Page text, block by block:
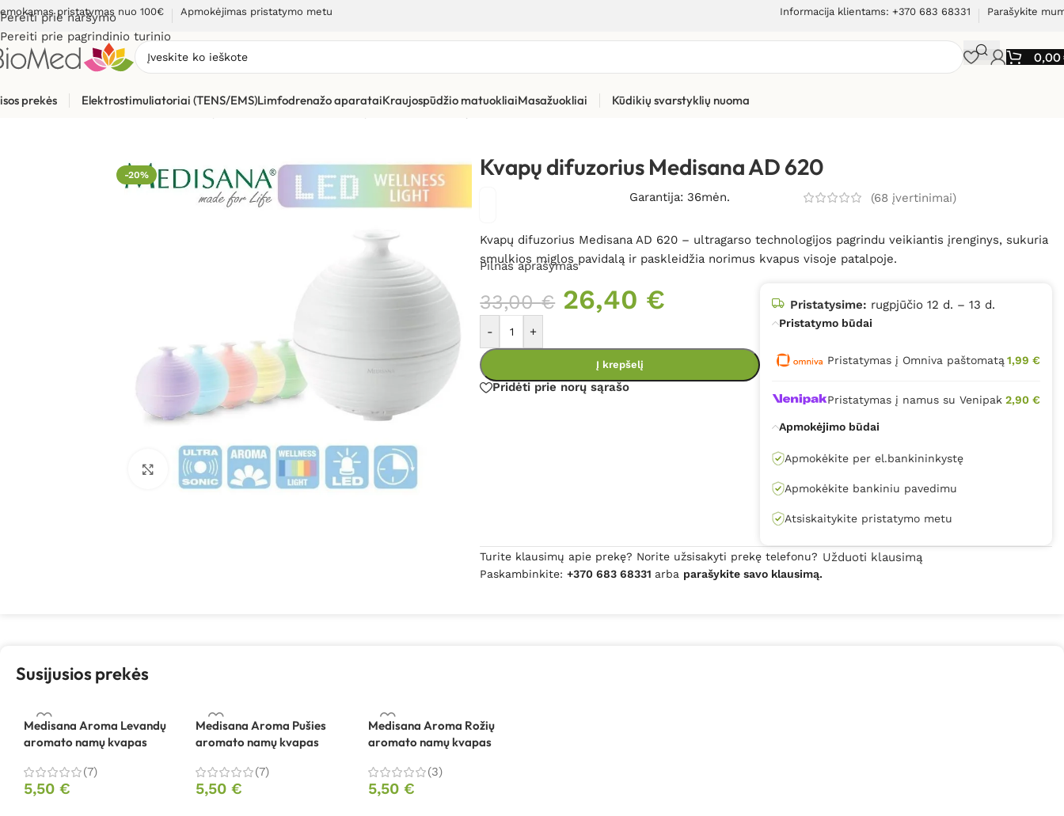
Pereiti prie naršymo
Pereiti prie pagrindinio turinio
pristatymas nuo 100€ Apmokėjimas pristatymo metu Informacija klientams: +370 683 68331 Parašykite
0,00
prekės Elektrostimuliatoriai (TENS/EMS)Limfodrenažo aparataiKraujospūdžio matuokliaiMasažuokliai Kūdikių svarstyklių nuoma
Sveikiems namams Kvapų difuzorius Medisana AD 620
-20%
Spustelėkite, kad padidintumėte
Kvapų difuzorius Medisana AD 620
Garantija: 36mėn. (68įvertinimai)
Kvapų difuzorius Medisana AD 620 – ultragarso technologijos pagrindu veikiantis įrenginys, sukuria
smulkios miglos pavidalą ir paskleidžia norimus kvapus visoje patalpoje.
Pilnas aprašymas
33,00€ 26,40 €
- +
Į krepšelį
Pridėti prie norų sąrašo
Pristatysime: rugpjūčio 12 d. – 13 d.
Pristatymo būdai
Pristatymas į Omniva paštomatą 1,99 €
Pristatymas į namus su Venipak 2,90 €
Apmokėjimo būdai
Apmokėkite per el.bankininkystę
Apmokėkite bankiniu pavedimu
Atsiskaitykite pristatymo metu
Turite klausimų apie prekę? Norite užsisakyti prekę telefonu?
Paskambinkite:+370 683 68331 arba parašykite savo klausimą.
Užduoti klausimą
Susijusios prekės
Medisana Aroma Levandų
aromato namų kvapas
(7)
5,50 €
Medisana Aroma Pušies
aromato namų kvapas
(7)
5,50€
Medisana Aroma Rožių
aromato namų kvapas
(3)
5,50 €